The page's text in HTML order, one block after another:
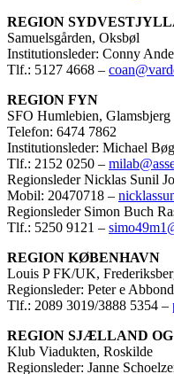
REGION
Samuelsgården, Oksbøl
Institutionsleder: Conny
Tlf.: 5127 4668 –
REGION FYN
SFO Humlebien, Glamsbjerg
Telefon: 6474 7862
Institutionsleder: Michael
Tlf.: 2152 0250 –
Regionsleder Nicklas Sunil
Mobil: 20470718 –
Regionsleder Simon Buch
Tlf.: 5250 9121 –
REGION KØBENHAVN
Louis P FK/UK,
Regionsleder: Peter e
Tlf.: 2089 3019/3888 5354 –
REGION SJÆLLAND
Klub Viadukten, Roskilde
Regionsleder: Janne